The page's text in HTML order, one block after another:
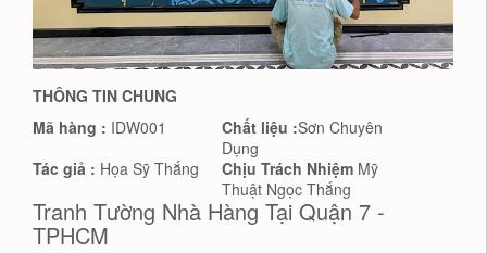
THÔNG TIN CHUNG
Mã hàng : IDW001 Chất liệu :Sơn Chuyên
Dụng
Tác giả : Họa Sỹ Thắng Chịu Trách Nhiệm Mỹ
Thuật Ngọc Thắng
Tranh Tường Nhà Hàng Tại Quận 7 -
TPHCM